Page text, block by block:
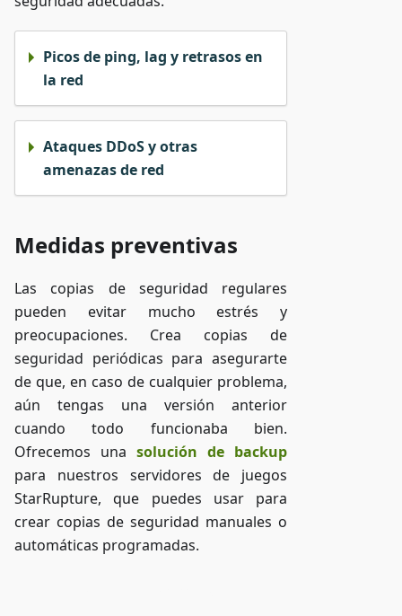
Picos de ping, lag y retrasos en
la red
Ataques DDoS y otras
amenazas de red
Medidas preventivas
Las copias de seguridad regulares
pueden evitar mucho estrés y
preocupaciones. Crea copias de
seguridad periódicas para asegurarte
de que, en caso de cualquier problema,
aún tengas una versión anterior
cuando todo funcionaba bien.
Ofrecemos una solución de backup
para nuestros servidores de juegos
StarRupture, que puedes usar para
crear copias de seguridad manuales o
automáticas programadas.